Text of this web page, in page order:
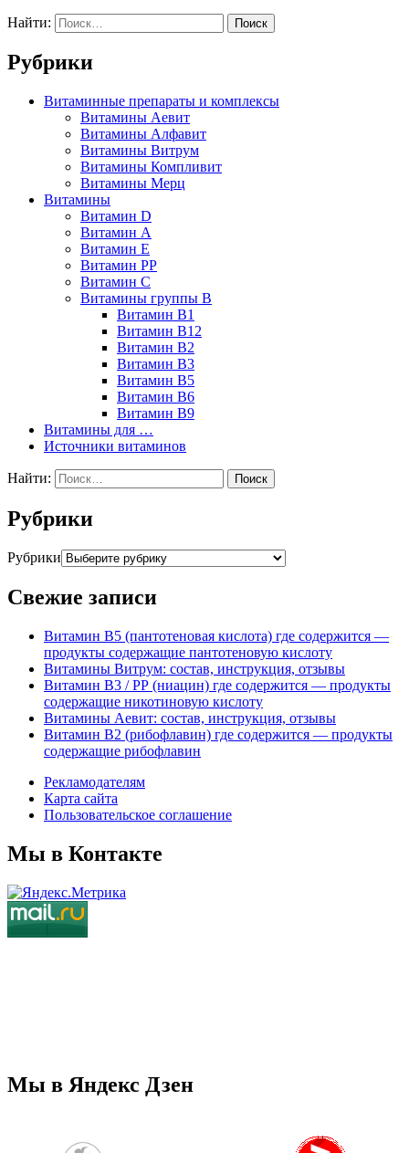
Найти:
Рубрики
Витаминные препараты и комплексы
Витамины Аевит
Витамины Алфавит
Витамины Витрум
Витамины Компливит
Витамины Мерц
Витамины
Витамин D
Витамин А
Витамин Е
Витамин РР
Витамин С
Витамины группы В
Витамин В1
Витамин В12
Витамин В2
Витамин В3
Витамин В5
Витамин В6
Витамин В9
Витамины для …
Источники витаминов
Найти:
Рубрики
Рубрики
Свежие записи
Витамин В5 (пантотеновая кислота) где содержится —
продукты содержащие пантотеновую кислоту
Витамины Витрум: состав, инструкция, отзывы
Витамин В3 / РР (ниацин) где содержится — продукты
содержащие никотиновую кислоту
Витамины Аевит: состав, инструкция, отзывы
Витамин В2 (рибофлавин) где содержится — продукты
содержащие рибофлавин
Рекламодателям
Карта сайта
Пользовательское соглашение
Мы в Контакте
Мы в Яндекс Дзен